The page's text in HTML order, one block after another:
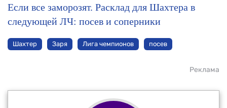
Если все заморозят. Расклад для Шахтера в
следующей ЛЧ: посев и соперники
Шахтер Заря Лига чемпионов посев
Реклама